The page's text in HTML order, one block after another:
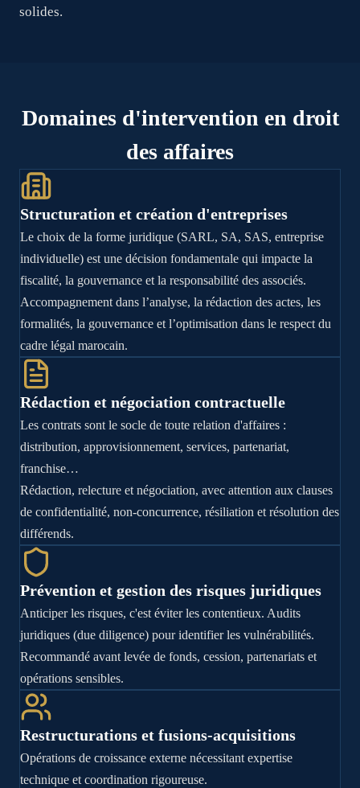
solides.
Domaines d'intervention en droit
des affaires
Structuration et création d'entreprises
Le choix de la forme juridique (SARL, SA, SAS, entreprise
individuelle) est une décision fondamentale qui impacte la
fiscalité, la gouvernance et la responsabilité des associés.
Accompagnement dans l’analyse, la rédaction des actes, les
formalités, la gouvernance et l’optimisation dans le respect du
cadre légal marocain.
Rédaction et négociation contractuelle
Les contrats sont le socle de toute relation d'affaires :
distribution, approvisionnement, services, partenariat,
franchise…
Rédaction, relecture et négociation, avec attention aux clauses
de confidentialité, non-concurrence, résiliation et résolution des
différends.
Prévention et gestion des risques juridiques
Anticiper les risques, c'est éviter les contentieux. Audits
juridiques (due diligence) pour identifier les vulnérabilités.
Recommandé avant levée de fonds, cession, partenariats et
opérations sensibles.
Restructurations et fusions-acquisitions
Opérations de croissance externe nécessitant expertise
technique et coordination rigoureuse.